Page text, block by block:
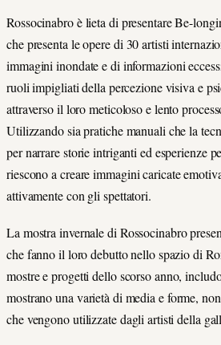
Rossocinabro è lieta di presentare Be-
che presenta le opere di 30 artisti
immagini inondate e di informazioni
ruoli impigliati della percezione visiva e
attraverso il loro meticoloso e lento
Utilizzando sia pratiche manuali che la
per narrare storie intriganti ed esperienze
riescono a creare immagini caricate
attivamente con gli spettatori.
La mostra invernale di Rossocinabro
che fanno il loro debutto nello spazio di
mostre e progetti dello scorso anno,
mostrano una varietà di media e forme,
che vengono utilizzate dagli artisti della